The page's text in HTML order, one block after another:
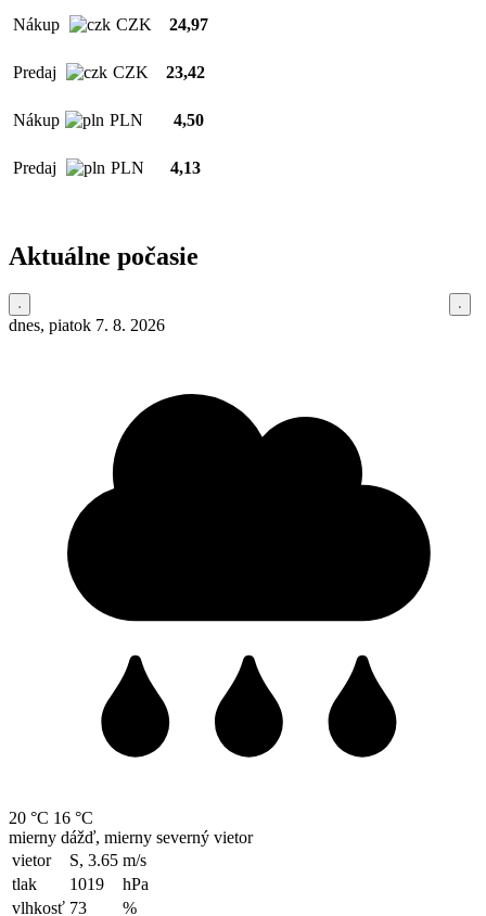
Nákup CZK 24,97
Predaj CZK 23,42
Nákup PLN 4,50
Predaj PLN 4,13
Aktuálne počasie
dnes, piatok 7. 8. 2026
20 °C 16 °C
mierny dážď, mierny severný vietor
vietor
S, 3.65 m/s
tlak
1019
hPa
vlhkosť 73 %